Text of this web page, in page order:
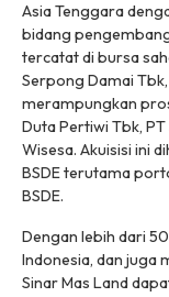
Asia Tenggara
bidang
tercatat di bursa
Serpong Damai Tbk,
merampungkan
Duta Pertiwi Tbk, PT
Wisesa. Akuisisi ini
BSDE terutama
BSDE.
Dengan lebih dari
Indonesia, dan juga
Sinar Mas Land